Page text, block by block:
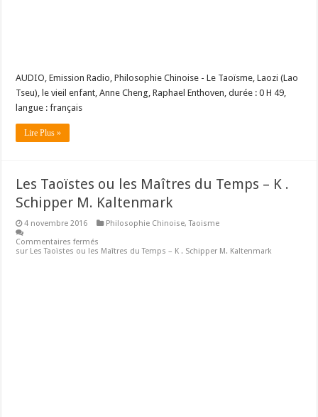
AUDIO, Emission Radio, Philosophie Chinoise - Le Taoïsme, Laozi (Lao
Tseu), le vieil enfant, Anne Cheng, Raphael Enthoven, durée : 0 H 49,
langue : français
Lire Plus »
Les Taoïstes ou les Maîtres du Temps – K .
Schipper M. Kaltenmark
4 novembre 2016 Philosophie Chinoise,Taoisme
Commentaires fermés
sur Les Taoïstes ou les Maîtres du Temps – K . Schipper M. Kaltenmark